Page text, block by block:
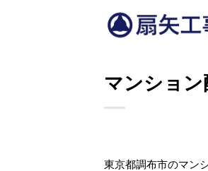
マンション
東京都調布市のマン